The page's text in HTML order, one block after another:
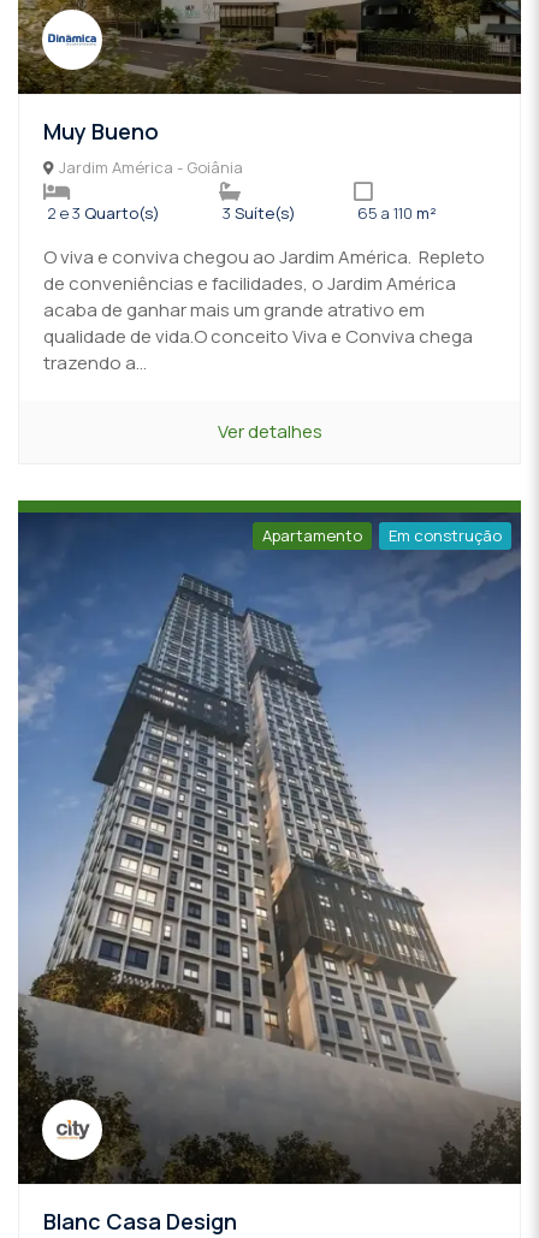
Muy Bueno
Jardim América - Goiânia
2 e 3 Quarto(s) 3 Suíte(s) 65 a 110 m²
O viva e conviva chegou ao Jardim América. Repleto
de conveniências e facilidades, o Jardim América
acaba de ganhar mais um grande atrativo em
qualidade de vida.O conceito Viva e Conviva chega
trazendo a...
Ver detalhes
Apartamento Em construção
Blanc Casa Design